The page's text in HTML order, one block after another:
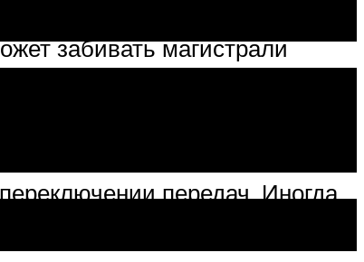
забивать магистрали
приводит к выдавливанию
звуки. Также водитель
передач. Иногда
может раздаваться